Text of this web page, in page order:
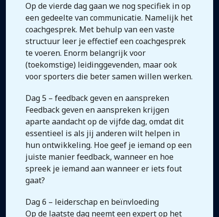
Op de vierde dag gaan we nog specifiek in op
een gedeelte van communicatie. Namelijk het
coachgesprek. Met behulp van een vaste
structuur leer je effectief een coachgesprek
te voeren. Enorm belangrijk voor
(toekomstige) leidinggevenden, maar ook
voor sporters die beter samen willen werken.
Dag 5 – feedback geven en aanspreken
Feedback geven en aanspreken krijgen
aparte aandacht op de vijfde dag, omdat dit
essentieel is als jij anderen wilt helpen in
hun ontwikkeling. Hoe geef je iemand op een
juiste manier feedback, wanneer en hoe
spreek je iemand aan wanneer er iets fout
gaat?
Dag 6 – leiderschap en beïnvloeding
Op de laatste dag neemt een expert op het